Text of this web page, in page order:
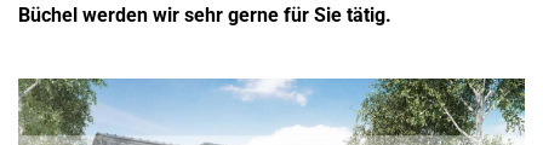
Büchel werden wir sehr gerne für Sie tätig.